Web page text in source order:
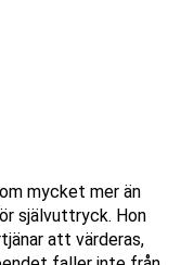
mycket mer än
självuttryck. Hon
att värderas,